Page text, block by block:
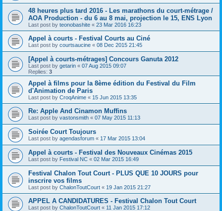
48 heures plus tard 2016 - Les marathons du court-métrage /
AOA Production - du 6 au 8 mai, projection le 15, ENS Lyon
Last post by teonobashite « 23 Mar 2016 16:23
Appel à courts - Festival Courts au Ciné
Last post by courtsaucine « 08 Dec 2015 21:45
[Appel à courts-métrages] Concours Ganuta 2012
Last post by getarin « 07 Aug 2015 09:07
Replies: 3
Appel à films pour la 8ème édition du Festival du Film
d'Animation de Paris
Last post by CroqAnime « 15 Jun 2015 13:35
Re: Apple And Cinamon Muffins
Last post by vastonsmith « 07 May 2015 11:13
Soirée Court Toujours
Last post by agendasforum « 17 Mar 2015 13:04
Appel à courts - Festival des Nouveaux Cinémas 2015
Last post by Festival NC « 02 Mar 2015 16:49
Festival Chalon Tout Court - PLUS QUE 10 JOURS pour
inscrire vos films
Last post by ChalonToutCourt « 19 Jan 2015 21:27
APPEL A CANDIDATURES - Festival Chalon Tout Court
Last post by ChalonToutCourt « 11 Jan 2015 17:12